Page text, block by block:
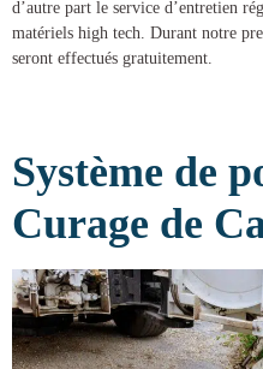
d’autre part le service d’entretien
matériels high tech. Durant notre
seront effectués gratuitement.
Système de
Curage de